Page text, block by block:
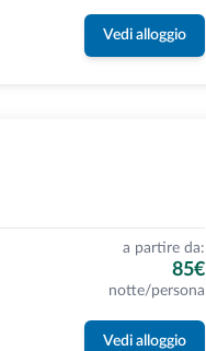
Vedi alloggio
a partire da:
85€
notte/persona
Vedi alloggio